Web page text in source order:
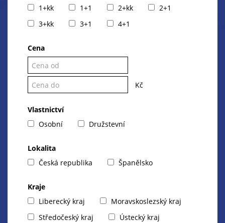
1+kk
1+1 2+kk
2+1
3+kk
3+1 4+1
Cena
Kč
Vlastnictví
Osobní
Družstevní
Lokalita
Česká republika
Španělsko
Kraje
Liberecký kraj
Moravskoslezský kraj
Středočeský kraj
Ústecký kraj